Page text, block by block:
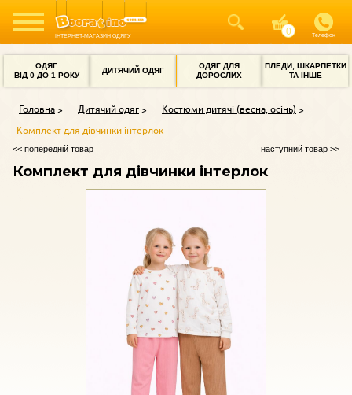
ІНТЕРНЕТ-МАГАЗИН ОДЯГУ Телефон
ОДЯГ
ВІД 0 ДО 1 РОКУ
ДИТЯЧИЙ ОДЯГ
ОДЯГ ДЛЯ
ДОРОСЛИХ
ПЛЕДИ, ШКАРПЕТКИ
ТА ІНШЕ
Головна Дитячий одяг
Костюми дитячі (весна, осінь)
Комплект для дівчинки інтерлок
<< попередній товар наступний товар >>
Комплект для дівчинки інтерлок